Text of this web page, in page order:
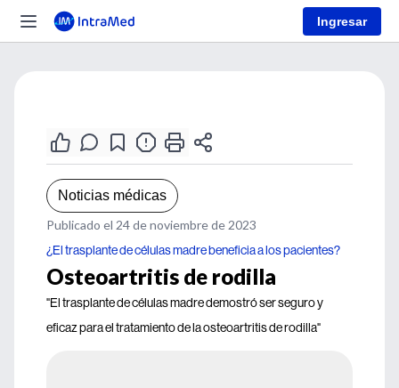
Ingresar
Noticias médicas
Publicado el 24 de noviembre de 2023
¿El trasplante de células madre beneficia a los pacientes?
Osteoartritis de rodilla
"El trasplante de células madre demostró ser seguro y
eficaz para el tratamiento de la osteoartritis de rodilla"